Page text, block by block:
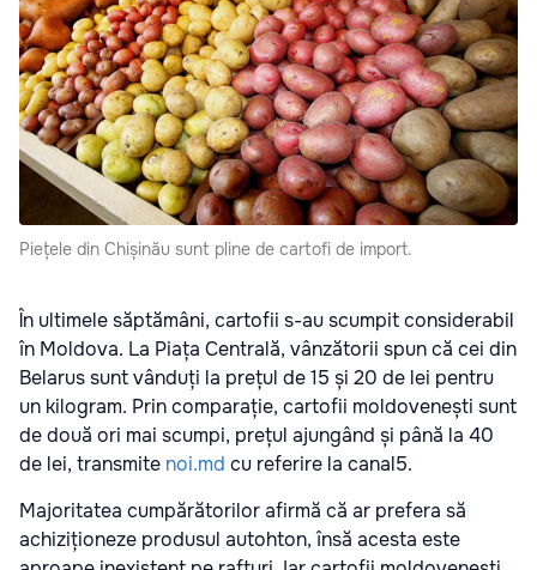
Piețele din Chișinău sunt pline de cartofi de import.
În ultimele săptămâni, cartofii s-au scumpit considerabil
în Moldova. La Piața Centrală, vânzătorii spun că cei din
Belarus sunt vânduți la prețul de 15 și 20 de lei pentru
un kilogram. Prin comparație, cartofii moldovenești sunt
de două ori mai scumpi, prețul ajungând și până la 40
de lei, transmite noi.md cu referire la canal5.
Majoritatea cumpărătorilor afirmă că ar prefera să
achiziționeze produsul autohton, însă acesta este